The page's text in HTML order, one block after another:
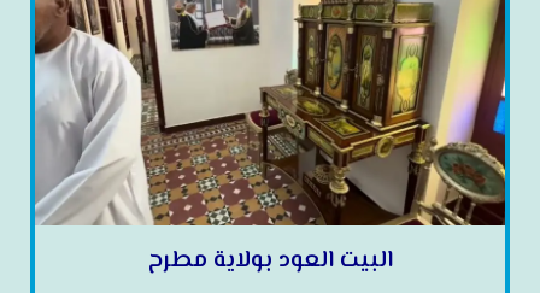
البيت العود بولاية مطرح